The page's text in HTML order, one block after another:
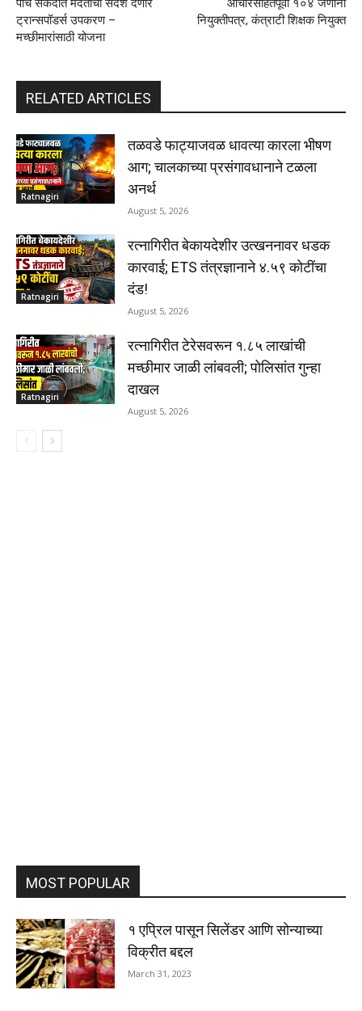
पाच सेकंदात मदतीचा संदेश देणार
ट्रान्सपॉडर्स उपकरण –
मच्छीमारांसाठी योजना
आचारसंहितेपूर्वी १०४ जणांना
नियुक्तीपत्र, कंत्राटी शिक्षक नियुक्त
RELATED ARTICLES
Ratnagiri
तळवडे फाट्याजवळ धावत्या कारला भीषण
आग; चालकाच्या प्रसंगावधानाने टळला
अनर्थ
August 5, 2026
Ratnagiri
रत्नागिरीत बेकायदेशीर उत्खननावर धडक
कारवाई; ETS तंत्रज्ञानाने ४.५९ कोटींचा
दंड!
August 5, 2026
Ratnagiri
रत्नागिरीत टेरेसवरून १.८५ लाखांची
मच्छीमार जाळी लांबवली; पोलिसांत गुन्हा
दाखल
August 5, 2026
MOST POPULAR
१ एप्रिल पासून सिलेंडर आणि सोन्याच्या
विक्रीत बद्दल
March 31, 2023